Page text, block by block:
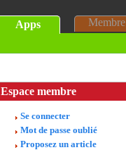
Apps Membre
Espace membre
Se connecter
Mot de passe oublié
Proposez un article